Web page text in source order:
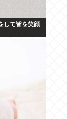
して皆を笑顔